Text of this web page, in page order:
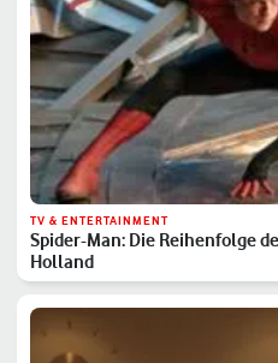
TV & ENTERTAINMENT
Spider-Man: Die Reihenfolge
Holland